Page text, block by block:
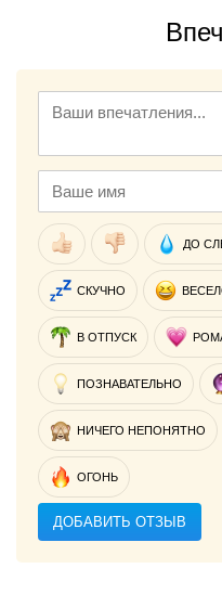
ДО
СКУЧНО
В ОТПУСК
ПОЗНАВАТЕЛЬНО
НИЧЕГО НЕПОНЯТНО
ОГОНЬ
ДОБАВИТЬ ОТЗЫВ